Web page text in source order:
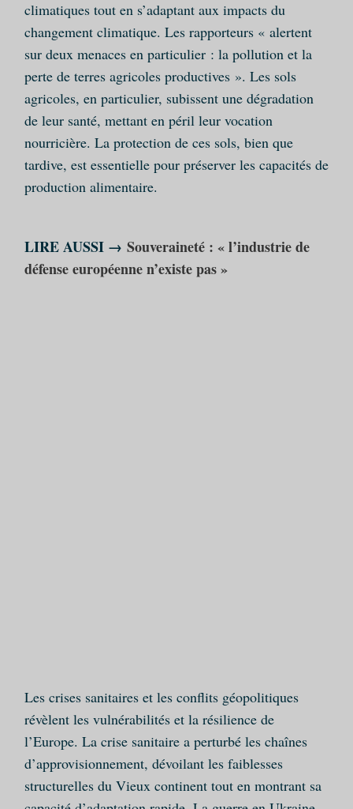
climatiques tout en s’adaptant aux impacts du
changement climatique. Les rapporteurs « alertent
sur deux menaces en particulier : la pollution et la
perte de terres agricoles productives ». Les sols
agricoles, en particulier, subissent une dégradation
de leur santé, mettant en péril leur vocation
nourricière. La protection de ces sols, bien que
tardive, est essentielle pour préserver les capacités de
production alimentaire.
LIRE AUSSI → Souveraineté : « l’industrie de
défense européenne n’existe pas »
Les crises sanitaires et les conflits géopolitiques
révèlent les vulnérabilités et la résilience de
l’Europe. La crise sanitaire a perturbé les chaînes
d’approvisionnement, dévoilant les faiblesses
structurelles du Vieux continent tout en montrant sa